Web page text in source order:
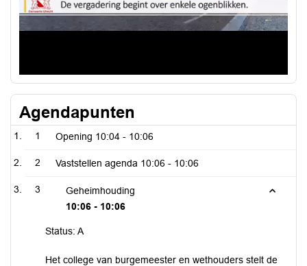
Agendapunten
1 Opening 10:04 - 10:06
2 Vaststellen agenda 10:06 - 10:06
3
Geheimhouding
10:06 - 10:06
Status: A
Het college van burgemeester en wethouders stelt de